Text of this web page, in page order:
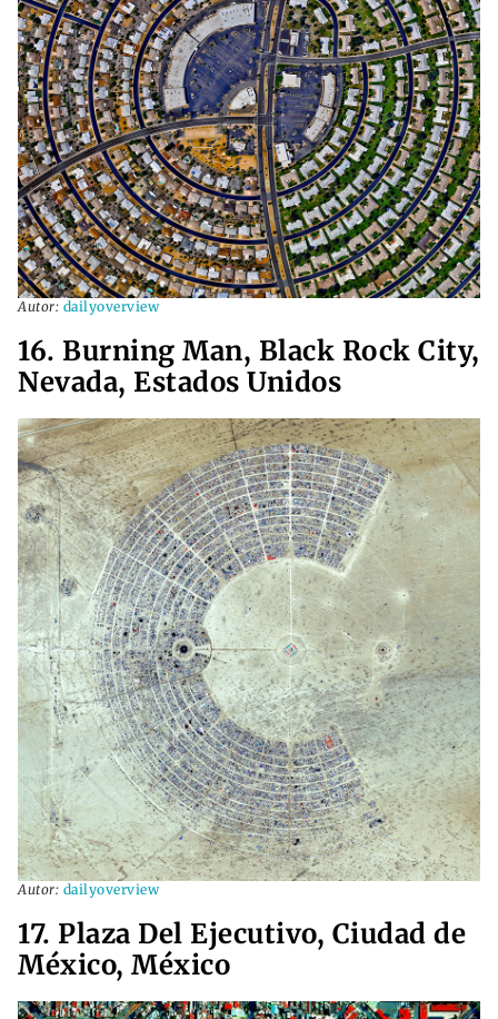
Autor: dailyoverview
16. Burning Man, Black Rock City,
Nevada, Estados Unidos
Autor: dailyoverview
17. Plaza Del Ejecutivo, Ciudad de
México, México